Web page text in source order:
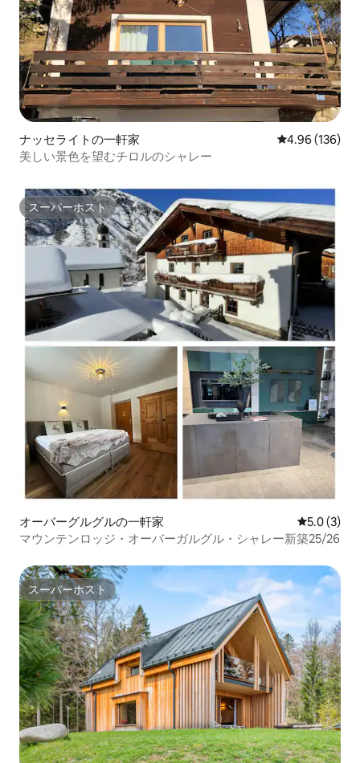
ナッセライトの一軒家 レビュー136
4.96 (136)
美しい景色を望むチロルのシャレー
スーパーホスト
スーパーホスト
オーバーグルグルの一軒家 レビュー3
5.0 (3)
マウンテンロッジ・オーバーガルグル・シャレー新築25/26
スーパーホスト
スーパーホスト